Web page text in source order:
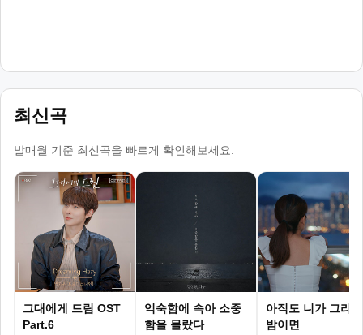
최신곡
발매월 기준 최신곡을 빠르게 확인해보세요.
그대에게 드림 OST
Part.6
익숙함에 속아 소중
함을 몰랐다
아직도 니가 그리운
밤이면